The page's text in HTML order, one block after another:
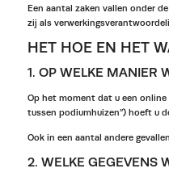
Een aantal zaken vallen onder
zij als
HET HOE EN HET
1. OP WELKE MANIER
Op het moment dat u een
tussen podiumhuizen”) hoeft u
Ook in een aantal andere
2. WELKE GEGEVENS